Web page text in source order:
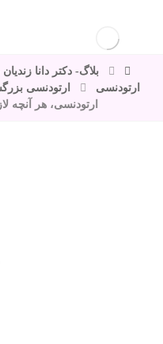
بلاگ- دکتر دانا
ارتودنسی
ارتودنسی
ارتودنسی، هر آنچه